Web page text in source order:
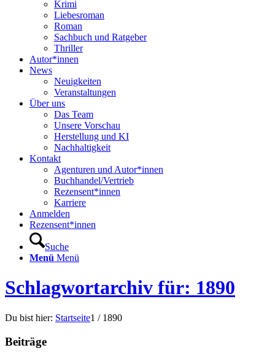
Krimi
Liebesroman
Roman
Sachbuch und Ratgeber
Thriller
Autor*innen
News
Neuigkeiten
Veranstaltungen
Über uns
Das Team
Unsere Vorschau
Herstellung und KI
Nachhaltigkeit
Kontakt
Agenturen und Autor*innen
Buchhandel/Vertrieb
Rezensent*innen
Karriere
Anmelden
Rezensent*innen
Suche
Menü Menü
Schlagwortarchiv für: 1890
Du bist hier: Startseite1 / 1890
Beiträge